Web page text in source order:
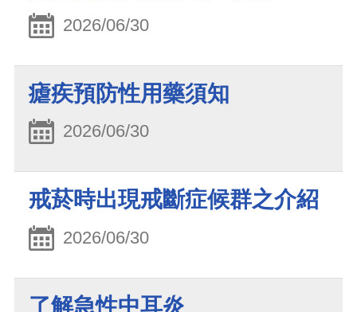
2026/06/30
瘧疾預防性用藥須知
2026/06/30
戒菸時出現戒斷症候群之介紹
2026/06/30
了解急性中耳炎